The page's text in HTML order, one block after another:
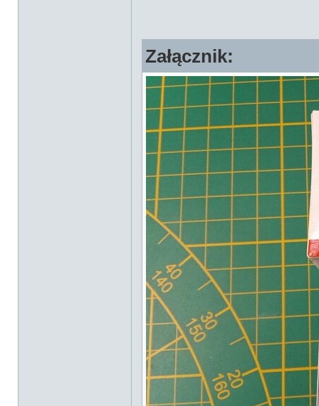
Załącznik: